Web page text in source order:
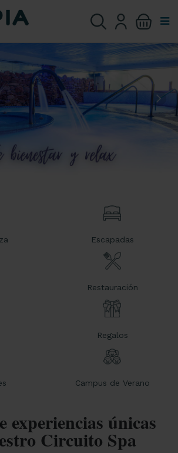
Escapadas
Restauración
Regalos
Campus de Verano
experiencias únicas
Circuito Spa